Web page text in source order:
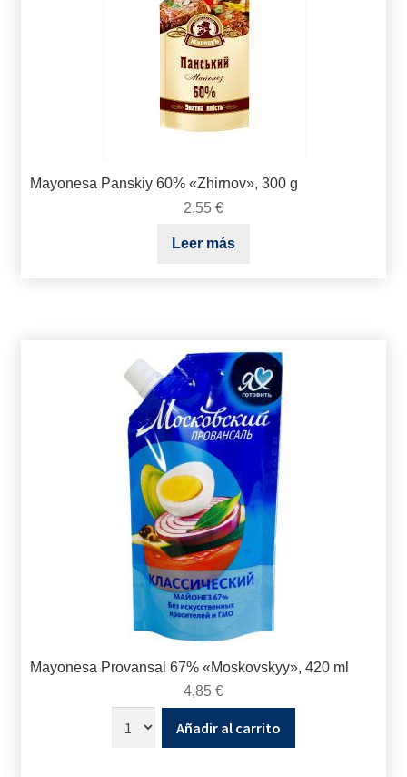
Mayonesa Panskiy 60% «Zhirnov», 300 g
2,55 €
Leer más
Mayonesa Provansal 67% «Moskovskyy», 420 ml
4,85 €
Añadir al carrito